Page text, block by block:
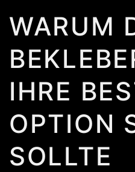
WARUM
IHRE
OPTION
SOLLTE